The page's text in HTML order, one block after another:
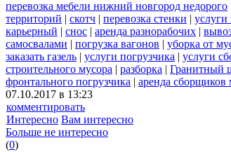
перевозка мебели нижний новгород недорого
территорий | скотч | перевозка стенки | услуги
карьерный | снос | аренда разнорабочих |
самосвалами | погрузка вагонов | уборка от
заказать газель | услуги погрузчика | услуги
строительного мусора | разборка | Гранитный
фронтального погрузчика | аренда сборщиков
07.10.2017 в 13:23
комментировать
Интересно Вам интересно
Больше не интересно
(0)